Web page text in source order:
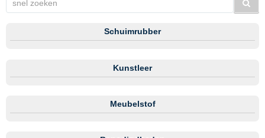
Schuimrubber
Kunstleer
Meubelstof